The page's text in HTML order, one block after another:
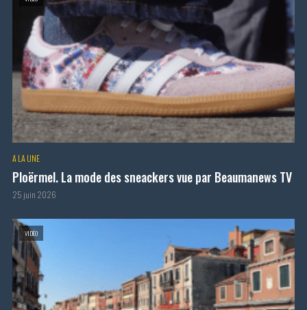
A LA UNE
Ploërmel. La mode des sneackers vue par Beaumanews TV
25 juin 2026
VIDÉO